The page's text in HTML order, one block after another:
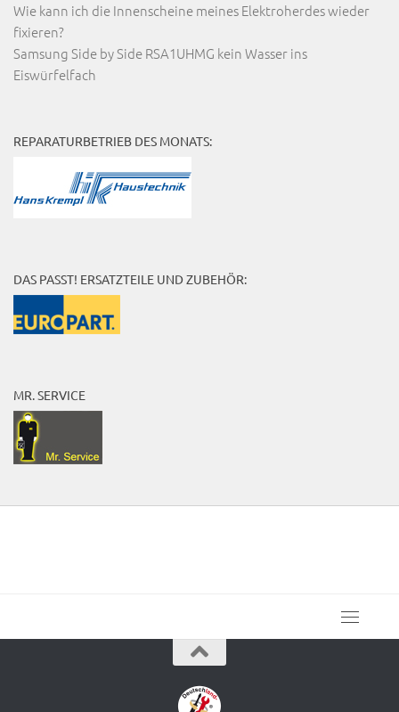
Wie kann ich die Innenscheine meines Elektroherdes wieder
fixieren?
Samsung Side by Side RSA1UHMG kein Wasser ins
Eiswürfelfach
REPARATURBETRIEB DES MONATS:
DAS PASST! ERSATZTEILE UND ZUBEHÖR:
MR. SERVICE